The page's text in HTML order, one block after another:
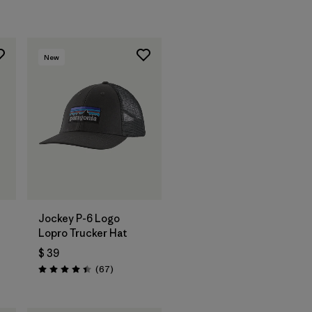
New
Jockey P-6 Logo
Lopro Trucker Hat
$ 39
Valoración: 4.4 / 5
(67Comentarios
)